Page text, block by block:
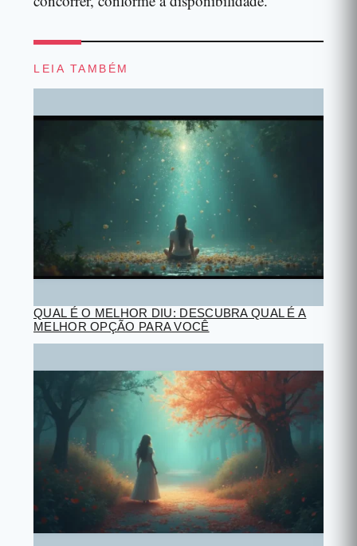
LEIA TAMBÉM
QUAL É O MELHOR DIU: DESCUBRA QUAL É A
MELHOR OPÇÃO PARA VOCÊ